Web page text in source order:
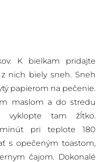
K bielkam pridajte
nich biely sneh. Sneh
papierom na pečenie.
maslom a do stredu
vyklopte tam žĺtko.
pri teplote 180
s opečeným toastom,
čajom. Dokonalé